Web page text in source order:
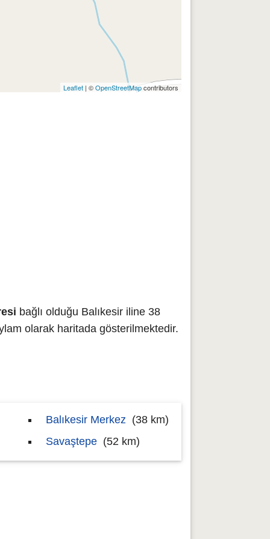
Leaflet | ©OpenStreetMapcontributors
bağlı olduğu Balıkesir iline 38
olarak haritada gösterilmektedir.
Balıkesir Merkez (38 km)
Savaştepe (52 km)